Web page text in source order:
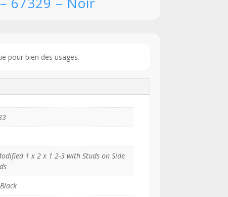
pour bien des usages.
1 x 2 x 1 2-3 with Studs on Side